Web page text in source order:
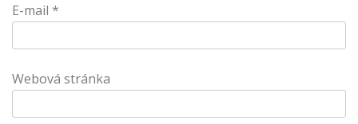
E-mail *
Webová stránka